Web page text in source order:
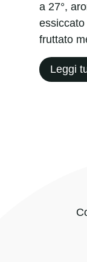
a 27°,
fruttato
Leggi